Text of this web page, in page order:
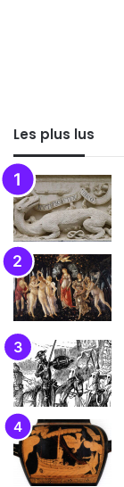
Les plus lus